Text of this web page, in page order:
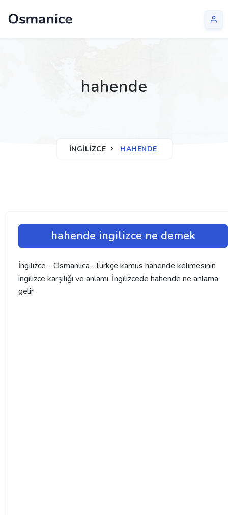
hahende
İNGILIZCE HAHENDE
hahende ingilizce ne demek
İngilizce - Osmanlıca- Türkçe kamus hahende kelimesinin
ingilizce karşılığı ve anlamı. İngilizcede hahende ne anlama
gelir